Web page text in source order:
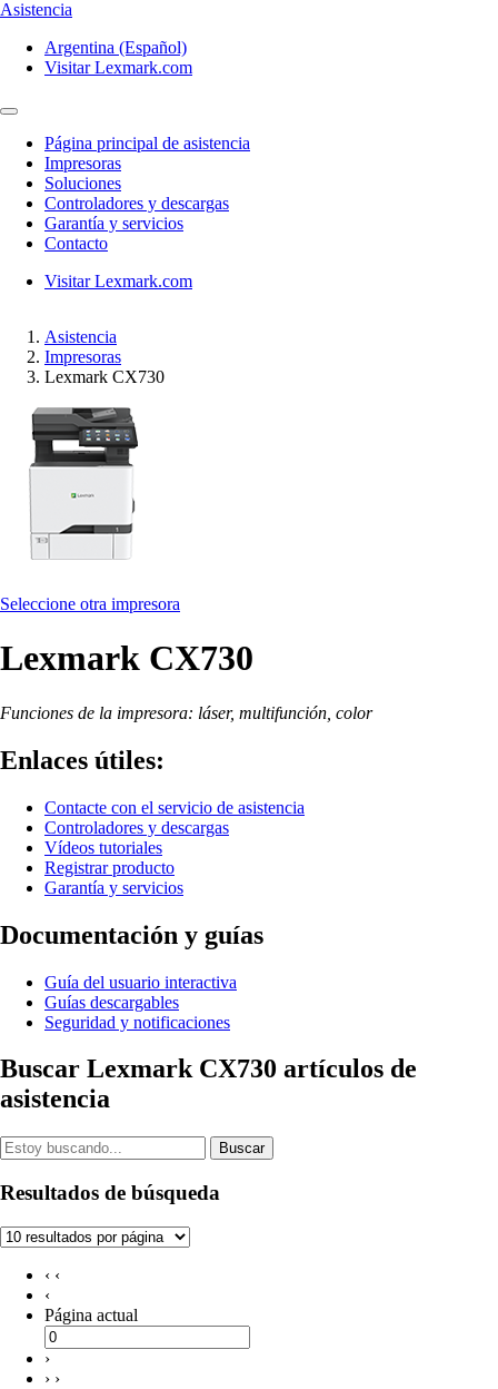
Asistencia
Argentina (Español)
Visitar Lexmark.com
Página principal de asistencia
Impresoras
Soluciones
Controladores y descargas
Garantía y servicios
Contacto
Visitar Lexmark.com
Asistencia
Impresoras
Lexmark CX730
Seleccione otra impresora
Lexmark CX730
Funciones de la impresora: láser, multifunción, color
Enlaces útiles:
Contacte con el servicio de asistencia
Controladores y descargas
Vídeos tutoriales
Registrar producto
Garantía y servicios
Documentación y guías
Guía del usuario interactiva
Guías descargables
Seguridad y notificaciones
Buscar Lexmark CX730 artículos de
asistencia
Buscar
Resultados de búsqueda
‹ ‹
‹
Página actual
›
› ›